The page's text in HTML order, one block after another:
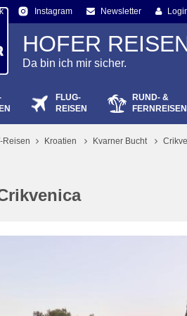
Instagram Newsletter
HOFER
Da bin ich mir sicher.
FLUG-
REISEN
RUND- &
FERNREISEN
Reisen Kroatien Kvarner Bucht